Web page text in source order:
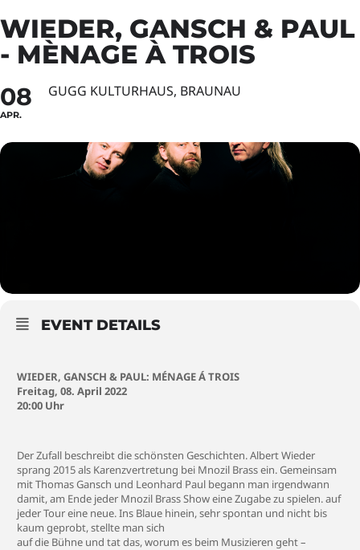
WIEDER, GANSCH & PAUL
- MÈNAGE À TROIS
08
APR.
GUGG KULTURHAUS, BRAUNAU
EVENT DETAILS
WIEDER, GANSCH & PAUL: MÉNAGE Á TROIS
Freitag, 08. April 2022
20:00 Uhr
Der Zufall beschreibt die schönsten Geschichten. Albert Wieder
sprang 2015 als Karenzvertretung bei Mnozil Brass ein. Gemeinsam
mit Thomas Gansch und Leonhard Paul begann man irgendwann
damit, am Ende jeder Mnozil Brass Show eine Zugabe zu spielen. auf
jeder Tour eine neue. Ins Blaue hinein, sehr spontan und nicht bis
kaum geprobt, stellte man sich
auf die Bühne und tat das, worum es beim Musizieren geht –